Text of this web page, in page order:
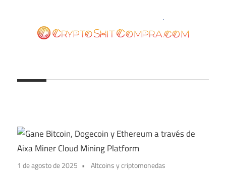
contenido
1 de agosto de 2025 Altcoins y criptomonedas